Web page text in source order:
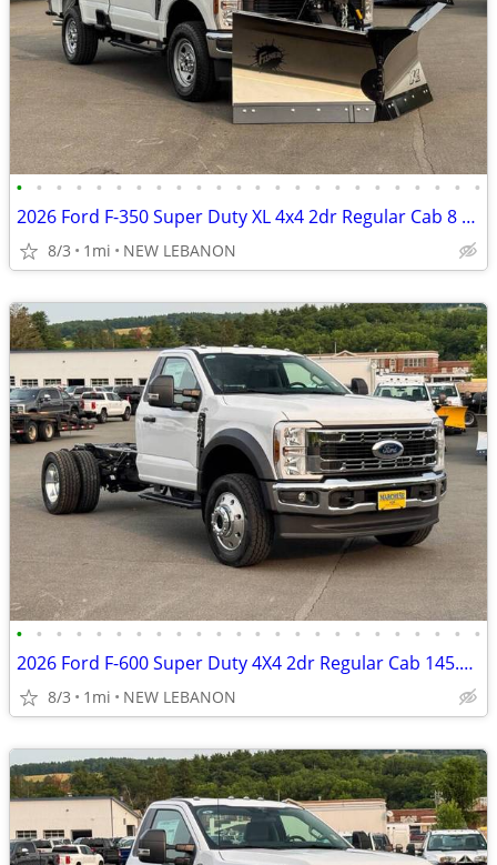
• • • • • • • • • • • • • • • • • • • • • • • •
2026 Ford F-350 Super Duty XL 4x4 2dr Regular Cab 8 ft. LB SRW Pickup
8/3 1mi NEW LEBANON
• • • • • • • • • • • • • • • • • • • • • • • •
2026 Ford F-600 Super Duty 4X4 2dr Regular Cab 145.3 205.3 in. WB
8/3 1mi NEW LEBANON